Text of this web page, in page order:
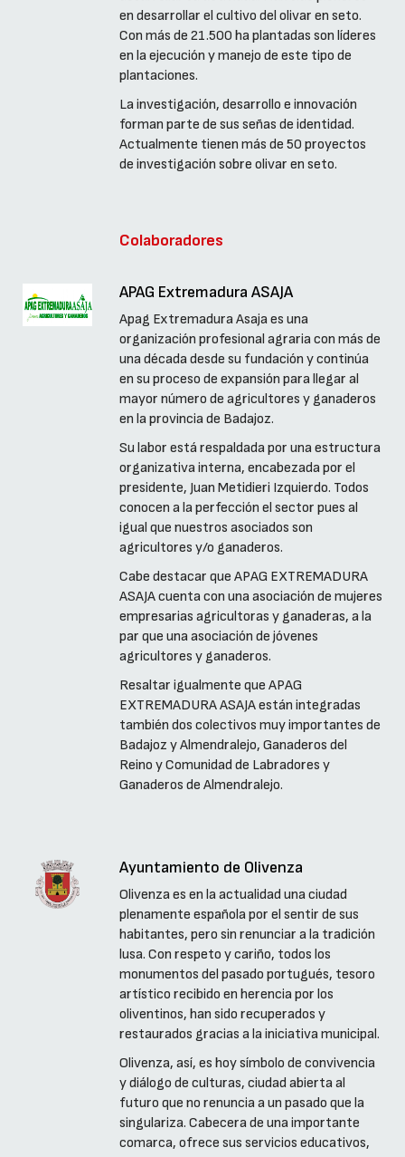
en desarrollar el cultivo del olivar en seto.
Con más de 21.500 ha plantadas son líderes
en la ejecución y manejo de este tipo de
plantaciones.
La investigación, desarrollo e innovación
forman parte de sus señas de identidad.
Actualmente tienen más de 50 proyectos
de investigación sobre olivar en seto.
Colaboradores
APAG Extremadura ASAJA
Apag Extremadura Asaja es una
organización profesional agraria con más de
una década desde su fundación y continúa
en su proceso de expansión para llegar al
mayor número de agricultores y ganaderos
en la provincia de Badajoz.
Su labor está respaldada por una estructura
organizativa interna, encabezada por el
presidente, Juan Metidieri Izquierdo. Todos
conocen a la perfección el sector pues al
igual que nuestros asociados son
agricultores y/o ganaderos.
Cabe destacar que APAG EXTREMADURA
ASAJA cuenta con una asociación de mujeres
empresarias agricultoras y ganaderas, a la
par que una asociación de jóvenes
agricultores y ganaderos.
Resaltar igualmente que APAG
EXTREMADURA ASAJA están integradas
también dos colectivos muy importantes de
Badajoz y Almendralejo, Ganaderos del
Reino y Comunidad de Labradores y
Ganaderos de Almendralejo.
Ayuntamiento de Olivenza
Olivenza es en la actualidad una ciudad
plenamente española por el sentir de sus
habitantes, pero sin renunciar a la tradición
lusa. Con respeto y cariño, todos los
monumentos del pasado portugués, tesoro
artístico recibido en herencia por los
oliventinos, han sido recuperados y
restaurados gracias a la iniciativa municipal.
Olivenza, así, es hoy símbolo de convivencia
y diálogo de culturas, ciudad abierta al
futuro que no renuncia a un pasado que la
singulariza. Cabecera de una importante
comarca, ofrece sus servicios educativos,